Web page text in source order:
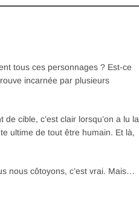
tous ces personnages ? Est-ce
incarnée par plusieurs
cible, c’est clair lorsqu’on a lu la
ultime de tout être humain. Et là,
nous côtoyons, c’est vrai. Mais…